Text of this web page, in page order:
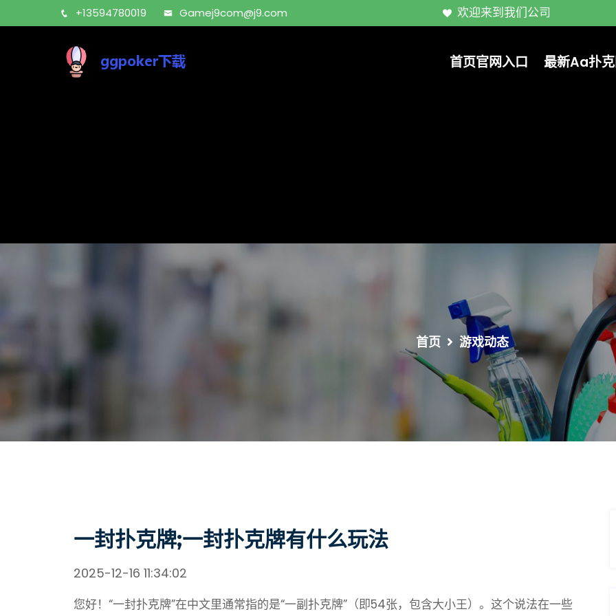
+13594780019 Gamej9com@j9.com 欢迎来到我们公司
首页官网入口 最新aa扑
首页 游戏动态
一封扑克牌;一封扑克牌有什么玩法
2025-12-16 11:34:02
您好！“一封扑克牌”在中文里通常指的是“一副扑克牌”（即54张，包含大小王）。这个说法在一些